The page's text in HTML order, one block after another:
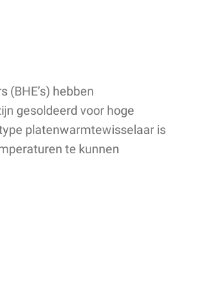
(BHE’s) hebben
gesoldeerd voor hoge
platenwarmtewisselaar is
te kunnen